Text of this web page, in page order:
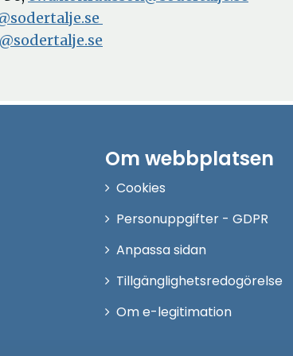
Om webbplatsen
Cookies
Personuppgifter - GDPR
Anpassa sidan
Tillgänglighetsredogörelse
Om e-legitimation